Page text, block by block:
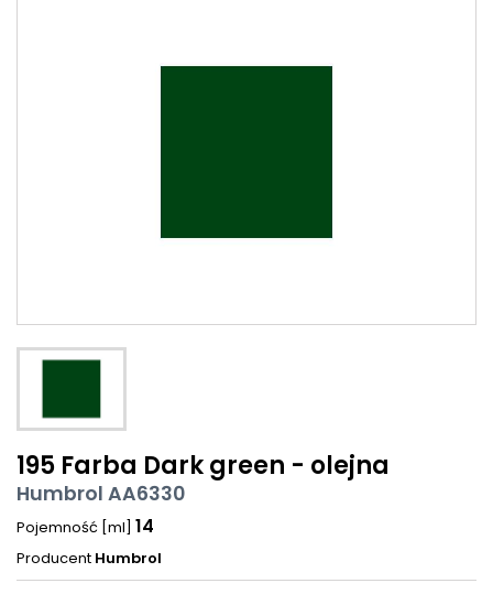
195 Farba Dark green - olejna
Humbrol AA6330
Pojemność [ml] 14
Producent Humbrol